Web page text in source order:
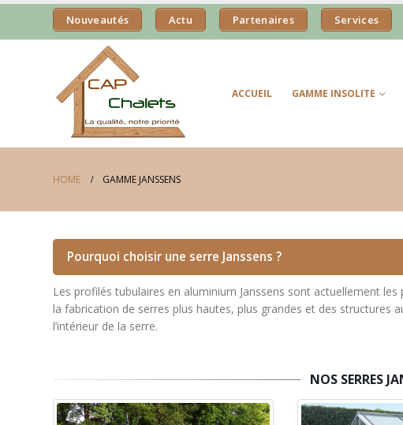
Nouveautés Actu Partenaires Services
ACCUEIL GAMME INSOLITE
HOME GAMME JANSSENS
Pourquoi choisir une serre Janssens ?
Les profilés tubulaires en aluminium Janssens sont actuellement
la fabrication de serres plus hautes, plus grandes et des structures
l’intérieur de la serre.
NOS SERRES